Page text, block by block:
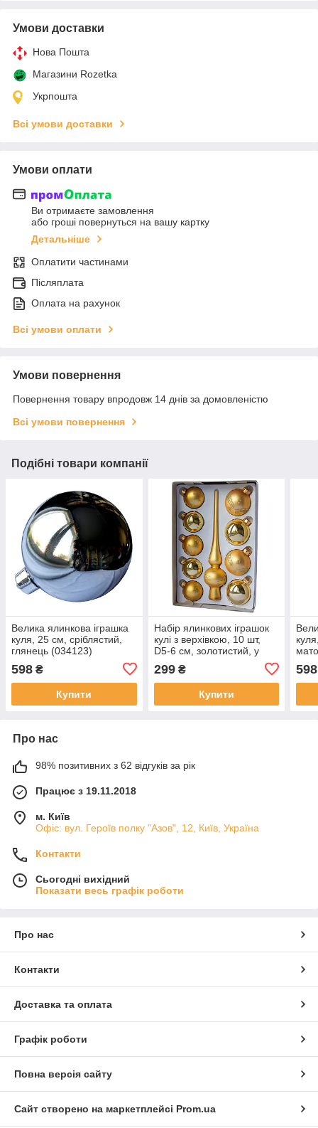
Умови доставки
Нова Пошта
Магазини Rozetka
Укрпошта
Всі умови доставки
Умови оплати
Ви отримаєте замовлення
або гроші повернуться на вашу картку
Детальніше
Оплатити частинами
Післяплата
Оплата на рахунок
Всі умови оплати
Умови повернення
Повернення товару впродовж 14 днів за домовленістю
Всі умови повернення
Подібні товари компанії
Велика ялинкова іграшка
куля, 25 см, сріблястий,
глянець (034123)
598 ₴
Купити
Набір ялинкових іграшок
кулі з верхівкою, 10 шт,
D5-6 см, золотистий, у
(390267-17)
299₴
Купити
598
Про нас
98% позитивних з 62 відгуків за рік
Працює з 19.11.2018
м. Київ
Офіс: вул. Героїв полку "Азов", 12, Київ, Україна
Контакти
Сьогодні вихідний
Показати весь графік роботи
Про нас
Контакти
Доставка та оплата
Графік роботи
Повна версія сайту
Сайт створено на маркетплейсі Prom.ua